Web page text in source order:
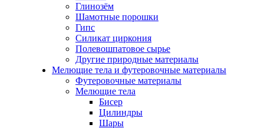
Глинозём
Шамотные порошки
Гипс
Силикат циркония
Полевошпатовое сырье
Другие природные материалы
Мелющие тела и футеровочные материалы
Футеровочные материалы
Мелющие тела
Бисер
Цилиндры
Шары